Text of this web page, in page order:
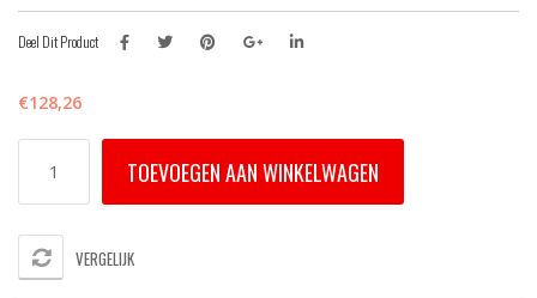
Deel Dit Product
€128,26
VELUX
Verduisterend
TOEVOEGEN AAN WINKELWAGEN
VERGELIJK